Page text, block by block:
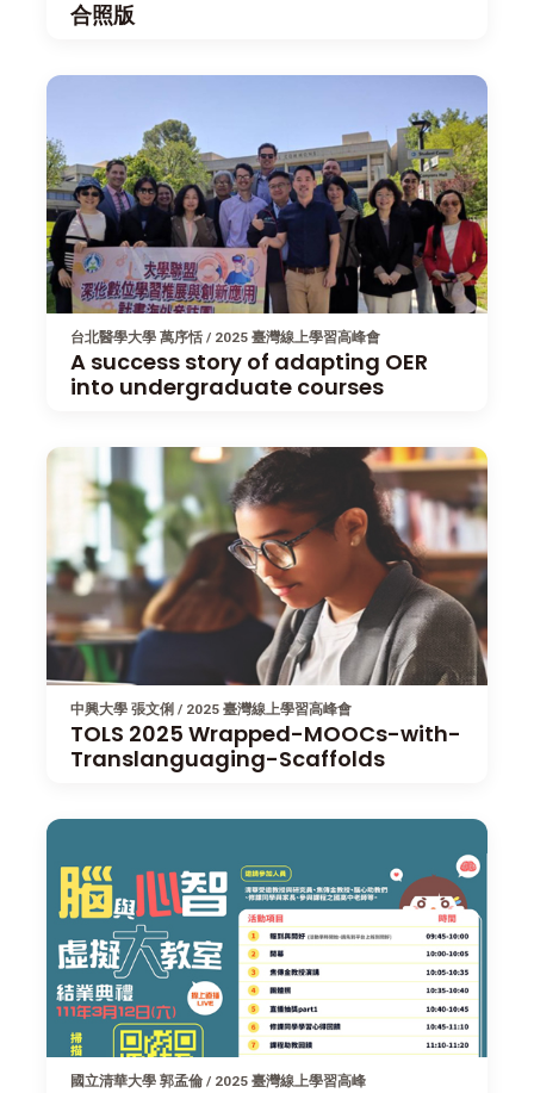
合照版
台北醫學大學 萬序恬 / 2025 臺灣線上學習高峰會
A success story of adapting OER
into undergraduate courses
中興大學 張文俐 / 2025 臺灣線上學習高峰會
TOLS 2025 Wrapped-MOOCs-with-
Translanguaging-Scaffolds
國立清華大學 郭孟倫 / 2025 臺灣線上學習高峰